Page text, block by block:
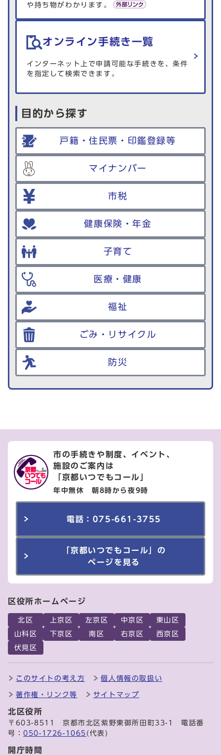
や持ち物がわかります。
オンライン手続き一覧
インターネット上で申請可能な手続きを、条件
を指定して検索できます。
目的から探す
戸籍・住民票・印鑑登録等
マイナンバー
市税
健康保険・年金
子育て
医療・健康
福祉
ごみ・リサイクル
防災
市の手続きや制度、イベント、
施設のご案内は
「京都いつでもコール」
年中無休 朝8時から夜9時
電話：075-661-3755
「京都いつでもコール」の
ページを見る
区役所ホームページ
北区 上京区 左京区 中京区
東山区
山科区
下京区 南区 右京区
西京区
伏見区
このサイトの考え方 個人情報の取扱い
著作権・リンク等 サイトマップ
北区役所
〒603-8511 京都市北区紫野東御所田町33-1 電話番
号：050-1726-1065 (代表)
開庁時間